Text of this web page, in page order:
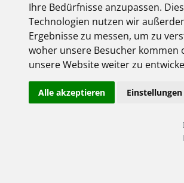
Ihre Bedürfnisse anzupassen.
Technologien nutzen wir
Ergebnisse zu messen, um zu
woher unsere Besucher kommen
unsere Website weiter zu
Alle akzeptieren